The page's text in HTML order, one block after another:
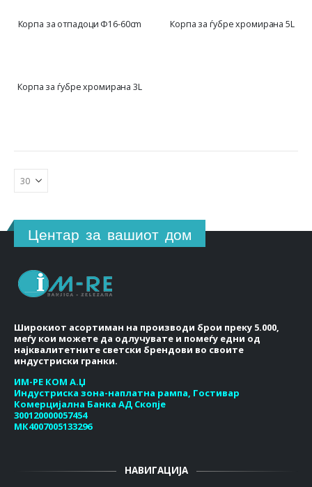
Корпа за отпадоци Ф16-60cm Корпа за ѓубре хромирана 5L
Корпа за ѓубре хромирана 3L
Центар за вашиот дом
Широкиот асортиман на производи брои преку 5.000,
меѓу кои можете да одлучувате и помеѓу едни од
најквалитетните светски брендови во своите
индустриски гранки.
ИМ-РЕ КОМ А.Џ
Индустриска зона-наплатна рампа, Гостивар
Комерцијална Банка АД Скопје
300120000057454
МК4007005133296
НАВИГАЦИЈА